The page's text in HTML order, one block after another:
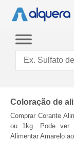
conteúdo
Coloração de
Comprar Corante
ou 1kg. Pode ver
Alimentar Amarelo